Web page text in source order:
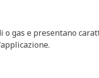
e presentano